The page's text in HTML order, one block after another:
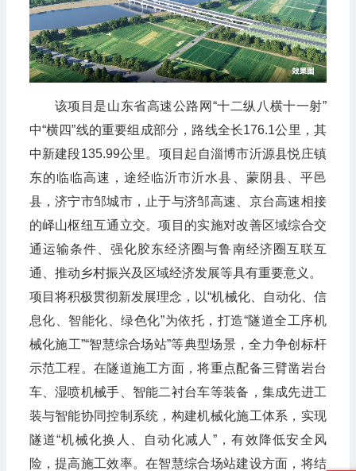
该项目是山东省高速公路网“十二纵八横十一射”
中“横四”线的重要组成部分，路线全长176.1公里，其
中新建段135.99公里。项目起自淄博市沂源县悦庄镇
东的临临高速，途经临沂市沂水县、蒙阴县、平邑
县，济宁市邹城市，止于与济邹高速、京台高速相接
的峄山枢纽互通立交。项目的实施对改善区域综合交
通运输条件、强化胶东经济圈与鲁南经济圈互联互
通、推动乡村振兴及区域经济发展等具有重要意义。
项目将积极贯彻新发展理念，以“机械化、自动化、信
息化、智能化、绿色化”为依托，打造“隧道全工序机
械化施工”“智慧综合场站”等典型场景，全力争创标杆
示范工程。在隧道施工方面，将重点配备三臂凿岩台
车、湿喷机械手、智能二衬台车等装备，集成先进工
装与智能协同控制系统，构建机械化施工体系，实现
隧道“机械化换人、自动化减人”，有效降低安全风
险，提高施工效率。在智慧综合场站建设方面，将结